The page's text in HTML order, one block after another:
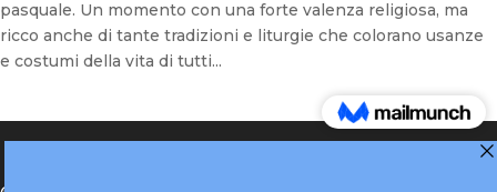
pasquale. Un momento con una forte valenza religiosa, ma
ricco anche di tante tradizioni e liturgie che colorano usanze
e costumi della vita di tutti...